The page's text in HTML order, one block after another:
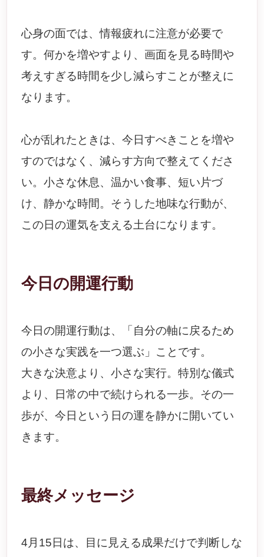
心身の面では、情報疲れに注意が必要で
す。何かを増やすより、画面を見る時間や
考えすぎる時間を少し減らすことが整えに
なります。
心が乱れたときは、今日すべきことを増や
すのではなく、減らす方向で整えてくださ
い。小さな休息、温かい食事、短い片づ
け、静かな時間。そうした地味な行動が、
この日の運気を支える土台になります。
今日の開運行動
今日の開運行動は、「自分の軸に戻るため
の小さな実践を一つ選ぶ」ことです。
大きな決意より、小さな実行。特別な儀式
より、日常の中で続けられる一歩。その一
歩が、今日という日の運を静かに開いてい
きます。
最終メッセージ
4月15日は、目に見える成果だけで判断しな